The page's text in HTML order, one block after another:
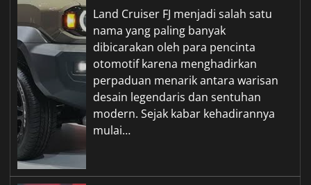
Land Cruiser FJ menjadi salah satu
nama yang paling banyak
dibicarakan oleh para pencinta
otomotif karena menghadirkan
perpaduan menarik antara warisan
desain legendaris dan sentuhan
modern. Sejak kabar kehadirannya
mulai…